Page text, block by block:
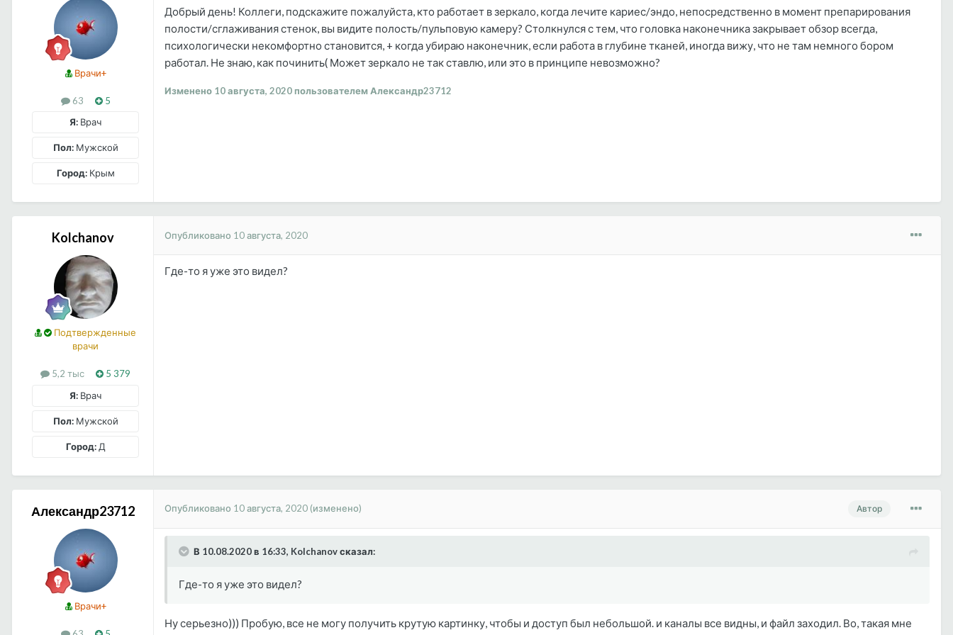
Врачи+
63
5
Я: Врач
Пол:Мужской
Город:Крым
Добрый день! Коллеги, подскажите пожалуйста, кто работает в зеркало, когда лечите кариес/эндо, непосредственно в момент препарирования
полости/сглаживания стенок, вы видите полость/пульповую камеру? Столкнулся с тем, что головка наконечника закрывает обзор всегда,
психологически некомфортно становится, + когда убираю наконечник, если работа в глубине тканей, иногда вижу, что не там немного бором
работал. Не знаю, как починить( Может зеркало не так ставлю, или это в принципе невозможно?
Изменено 10 августа, 2020пользователем Александр23712
Kolchanov
Подтвержденные
врачи
5,2 тыс
5 379
Я: Врач
Пол:Мужской
Город:Д
Опубликовано 10 августа, 2020
Где-то я уже это видел?
Александр23712
Врачи+
Автор
Опубликовано 10 августа, 2020 (изменено)
В 10.08.2020 в 16:33, Kolchanov сказал:
Где-то я уже это видел?
Ну серьезно))) Пробую, все не могу получить крутую картинку, чтобы и доступ был небольшой. и каналы все видны, и файл заходил. Во, такая мне